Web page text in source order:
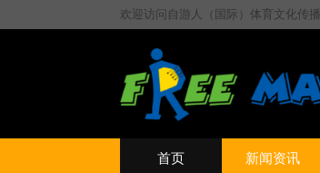
欢迎访问自游人（国际）体育文化传播
首页 新闻资讯